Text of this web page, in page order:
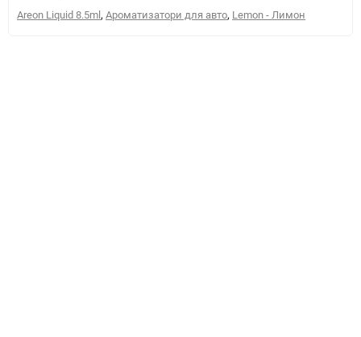
Areon Liquid 8.5ml , Ароматизатори для авто, Lemon - Лимон